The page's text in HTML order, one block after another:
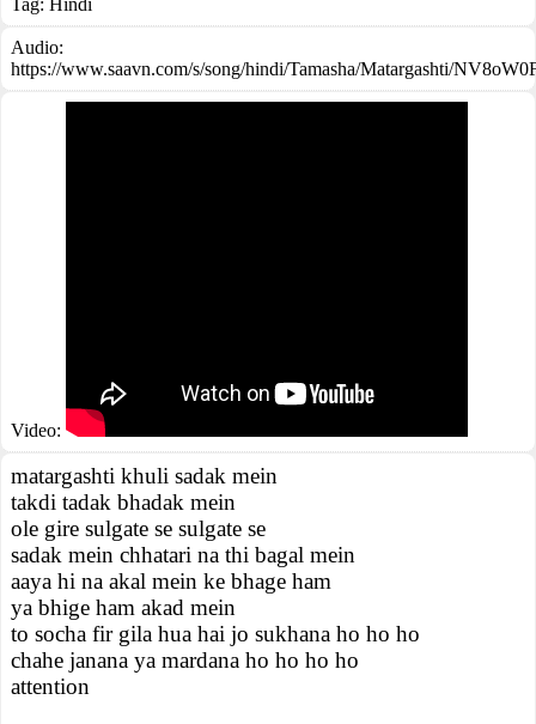
Tag: Hindi
Audio:
https://www.saavn.com/s/song/hindi/Tamasha/Matargashti/
Video:
matargashti khuli sadak mein
takdi tadak bhadak mein
ole gire sulgate se sulgate se
sadak mein chhatari na thi bagal mein
aaya hi na akal mein ke bhage ham
ya bhige ham akad mein
to socha fir gila hua hai jo sukhana ho ho ho
chahe janana ya mardana ho ho ho ho
attention